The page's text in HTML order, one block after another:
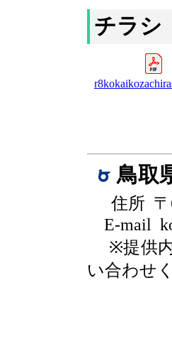
チラシ
鳥取
住所 〒
E-mail
※提供
い合わせ